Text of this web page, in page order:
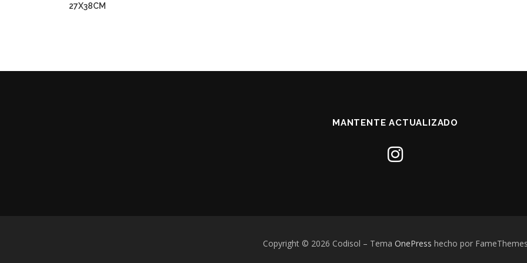
27X38CM
MANTENTE ACTUALIZADO
Copyright © 2026 Codisol – Tema OnePress hecho por